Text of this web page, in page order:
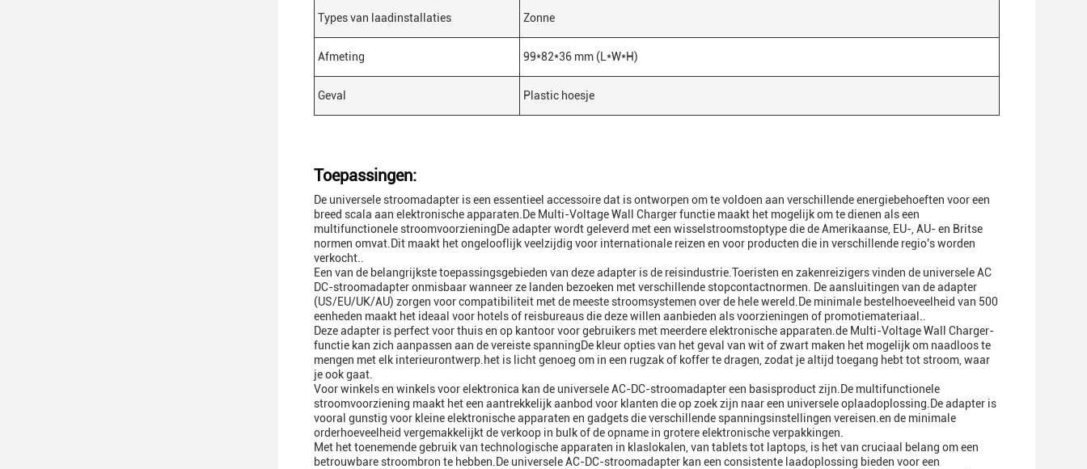
Types van laadinstallaties Zonne
Afmeting 99*82*36 mm (L*W*H)
Geval Plastic hoesje
Toepassingen:
De universele stroomadapter is een essentieel accessoire dat is ontworpen om te voldoen aan verschillende energiebehoeften voor een
breed scala aan elektronische apparaten.De Multi-Voltage Wall Charger functie maakt het mogelijk om te dienen als een
multifunctionele stroomvoorzieningDe adapter wordt geleverd met een wisselstroomstoptype die de Amerikaanse, EU-, AU- en Britse
normen omvat.Dit maakt het ongelooflijk veelzijdig voor internationale reizen en voor producten die in verschillende regio's worden
verkocht..
Een van de belangrijkste toepassingsgebieden van deze adapter is de reisindustrie.Toeristen en zakenreizigers vinden de universele AC
DC-stroomadapter onmisbaar wanneer ze landen bezoeken met verschillende stopcontactnormen. De aansluitingen van de adapter
(US/EU/UK/AU) zorgen voor compatibiliteit met de meeste stroomsystemen over de hele wereld.De minimale bestelhoeveelheid van 500
eenheden maakt het ideaal voor hotels of reisbureaus die deze willen aanbieden als voorzieningen of promotiemateriaal..
Deze adapter is perfect voor thuis en op kantoor voor gebruikers met meerdere elektronische apparaten.de Multi-Voltage Wall Charger-
functie kan zich aanpassen aan de vereiste spanningDe kleur opties van het geval van wit of zwart maken het mogelijk om naadloos te
mengen met elk interieurontwerp.het is licht genoeg om in een rugzak of koffer te dragen, zodat je altijd toegang hebt tot stroom, waar
je ook gaat.
Voor winkels en winkels voor elektronica kan de universele AC-DC-stroomadapter een basisproduct zijn.De multifunctionele
stroomvoorziening maakt het een aantrekkelijk aanbod voor klanten die op zoek zijn naar een universele oplaadoplossing.De adapter is
vooral gunstig voor kleine elektronische apparaten en gadgets die verschillende spanningsinstellingen vereisen.en de minimale
orderhoeveelheid vergemakkelijkt de verkoop in bulk of de opname in grotere elektronische verpakkingen.
Met het toenemende gebruik van technologische apparaten in klaslokalen, van tablets tot laptops, is het van cruciaal belang om een
betrouwbare stroombron te hebben.De universele AC-DC-stroomadapter kan een consistente laadoplossing bieden voor een